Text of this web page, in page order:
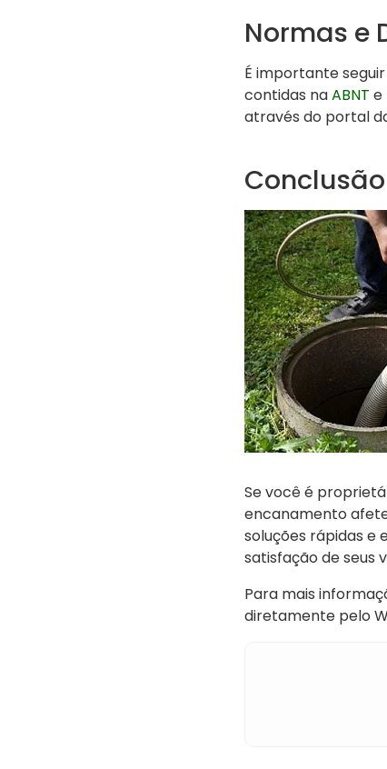
Normas e
É importante
contidas naABNT e
através do portal
Conclusão
Se você é
encanamento
soluções rápidas e
satisfação de seus
Para mais
diretamente pelo